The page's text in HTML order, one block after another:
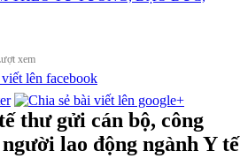
xem
thư gửi cán bộ, công
lao động ngành Y tế